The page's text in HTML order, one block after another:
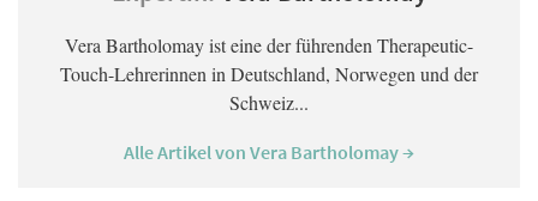
Vera Bartholomay ist eine der führenden Therapeutic-
Touch-Lehrerinnen in Deutschland, Norwegen und der
Schweiz...
Alle Artikel von Vera Bartholomay →